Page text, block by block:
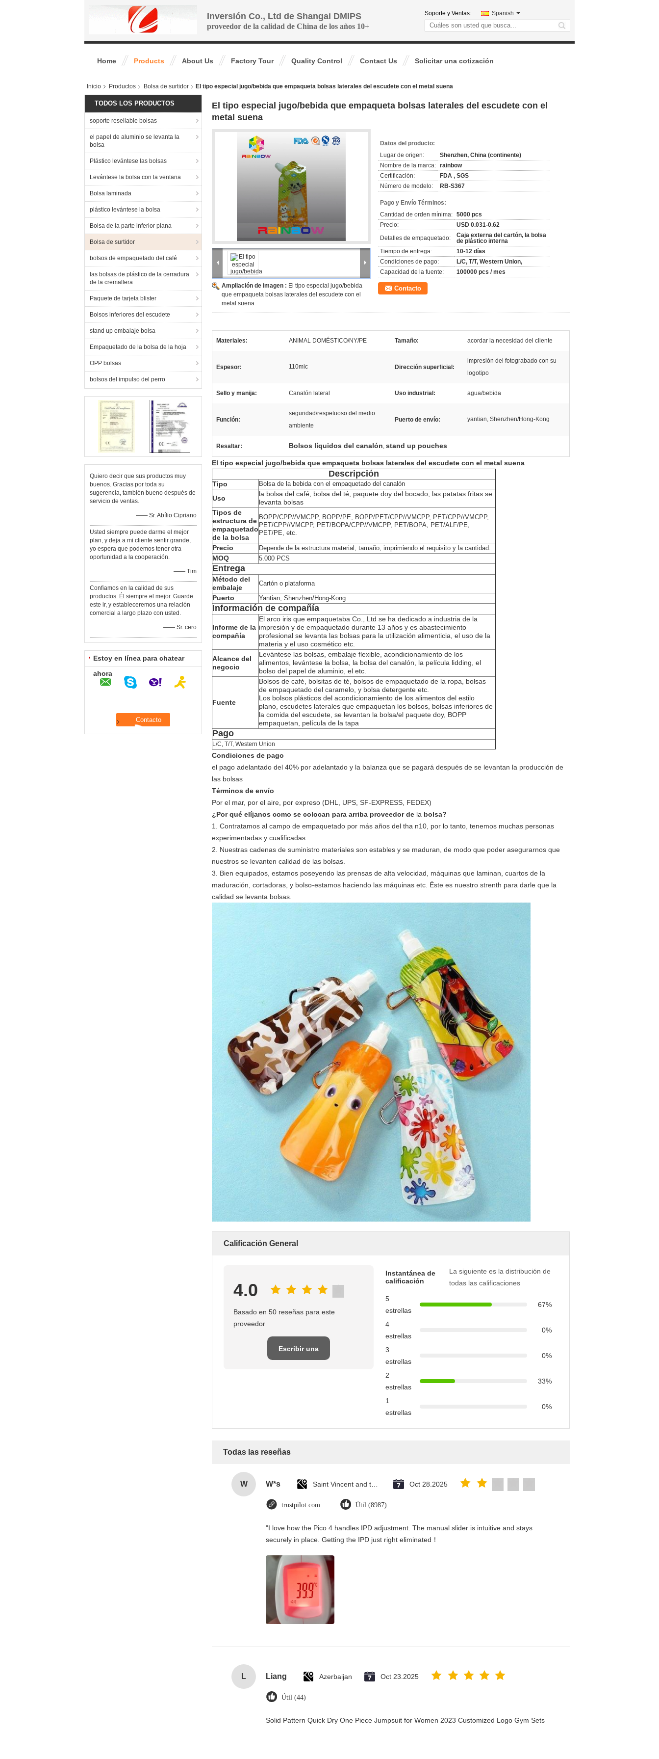
Inversión Co., Ltd de Shangai DMIPS
proveedor de la calidad de China de los años 10+
Soporte y Ventas: Spanish
search
Home Products About Us Factory Tour Quality Control Contact Us Solicitar una cotización
Inicio Productos Bolsa de surtidor El tipo especial jugo/bebida que empaqueta bolsas laterales del escudete con el metal suena
TODOS LOS PRODUCTOS
soporte resellable bolsas
el papel de aluminio se levanta la
bolsa
Plástico levántese las bolsas
Levántese la bolsa con la ventana
Bolsa laminada
plástico levántese la bolsa
Bolsa de la parte inferior plana
Bolsa de surtidor
bolsos de empaquetado del café
las bolsas de plástico de la cerradura
de la cremallera
Paquete de tarjeta blister
Bolsos inferiores del escudete
stand up embalaje bolsa
Empaquetado de la bolsa de la hoja
OPP bolsas
bolsos del impulso del perro
Quiero decir que sus productos muy
buenos. Gracias por toda su
sugerencia, también bueno después de
servicio de ventas.
—— Sr. Abílio Cipriano
Usted siempre puede darme el mejor
plan, y deja a mi cliente sentir grande,
yo espera que podemos tener otra
oportunidad a la cooperación.
—— Tim
Confiamos en la calidad de sus
productos. Él siempre el mejor. Guarde
este ir, y estableceremos una relación
comercial a largo plazo con usted.
—— Sr. cero
Estoy en línea para chatear
ahora
El tipo especial jugo/bebida que empaqueta bolsas laterales del escudete con el
metal suena
Ampliación de imagen : El tipo especial jugo/bebida
que empaqueta bolsas laterales del escudete con el
metal suena
Datos del producto:
Lugar de origen:
Shenzhen, China (continente)
Nombre de la marca: rainbow
Certificación:
FDA , SGS
Número de modelo:
RB-S367
Pago y Envío Términos:
Cantidad de orden mínima: 5000 pcs
Precio:
USD 0.031-0.62
Detalles de empaquetado:
Caja externa del cartón, la bolsa
de plástico interna
Tiempo de entrega:
10-12 días
Condiciones de pago:
L/C, T/T, Western Union,
Capacidad de la fuente:
100000 pcs / mes
Contacto
Materiales: ANIMAL DOMÉSTICO/NY/PE Tamaño: acordar la necesidad del cliente
Espesor: 110mic Dirección superficial:
impresión del fotograbado con su
logotipo
Sello y manija: Canalón lateral Uso industrial: agua/bebida
Función:
seguridad/respetuoso del medio
ambiente
Puerto de envío: yantian, Shenzhen/Hong-Kong
Resaltar: Bolsos líquidos del canalón, stand up pouches
El tipo especial jugo/bebida que empaqueta bolsas laterales del escudete con el metal suena
Descripción
Tipo Bolsa de la bebida con el empaquetado del canalón
Uso
la bolsa del café, bolsa del té, paquete doy del bocado, las patatas fritas se
levanta bolsas
Tipos de
estructura de
empaquetado
de la bolsa
BOPP/CPP//VMCPP, BOPP/PE, BOPP/PET/CPP//VMCPP, PET/CPP//VMCPP,
PET/CPP//VMCPP, PET/BOPA/CPP//VMCPP, PET/BOPA, PET/ALF/PE,
PET/PE, etc.
Precio Depende de la estructura material, tamaño, imprimiendo el requisito y la cantidad.
MOQ 5.000 PCS
Entrega
Método del
embalaje
Cartón o plataforma
Puerto Yantian, Shenzhen/Hong-Kong
Información de compañía
Informe de la
compañía
El arco iris que empaquetaba Co., Ltd se ha dedicado a industria de la
impresión y de empaquetado durante 13 años y es abastecimiento
profesional se levanta las bolsas para la utilización alimenticia, el uso de la
materia y el uso cosmético etc.
Alcance del
negocio
Levántese las bolsas, embalaje flexible, acondicionamiento de los
alimentos, levántese la bolsa, la bolsa del canalón, la película lidding, el
bolso del papel de aluminio, el etc.
Fuente
Bolsos de café, bolsitas de té, bolsos de empaquetado de la ropa, bolsas
de empaquetado del caramelo, y bolsa detergente etc.
Los bolsos plásticos del acondicionamiento de los alimentos del estilo
plano, escudetes laterales que empaquetan los bolsos, bolsas inferiores de
la comida del escudete, se levantan la bolsa/el paquete doy, BOPP
empaquetan, película de la tapa
Pago
L/C, T/T, Western Union
Condiciones de pago
el pago adelantado del 40% por adelantado y la balanza que se pagará después de se levantan la producción de
las bolsas
Términos de envío
Por el mar, por el aire, por expreso (DHL, UPS, SF-EXPRESS, FEDEX)
¿Por qué elíjanos como se colocan para arriba proveedor de la bolsa?
1. Contratamos al campo de empaquetado por más años del tha n10, por lo tanto, tenemos muchas personas
experimentadas y cualificadas.
2. Nuestras cadenas de suministro materiales son estables y se maduran, de modo que poder asegurarnos que
nuestros se levanten calidad de las bolsas.
3. Bien equipados, estamos poseyendo las prensas de alta velocidad, máquinas que laminan, cuartos de la
maduración, cortadoras, y bolso-estamos haciendo las máquinas etc. Éste es nuestro strenth para darle que la
calidad se levanta bolsas.
Calificación General
4.0
Basado en 50 reseñas para este
proveedor
Escribir una
Instantánea de
calificación
La siguiente es la distribución de
todas las calificaciones
5
estrellas
67%
4
estrellas
0%
3
estrellas
0%
2
estrellas
33%
1
estrellas
0%
Todas las reseñas
W W*s Oct 28.2025
trustpilot.com Útil (8987)
"I love how the Pico 4 handles IPD adjustment. The manual slider is intuitive and stays
securely in place. Getting the IPD just right eliminated！
L Liang Azerbaijan Oct 23.2025
Útil (44)
Solid Pattern Quick Dry One Piece Jumpsuit for Women 2023 Customized Logo Gym Sets